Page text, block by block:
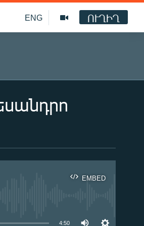
ENG ՈՒՂԻՂ
EMBED
4:50